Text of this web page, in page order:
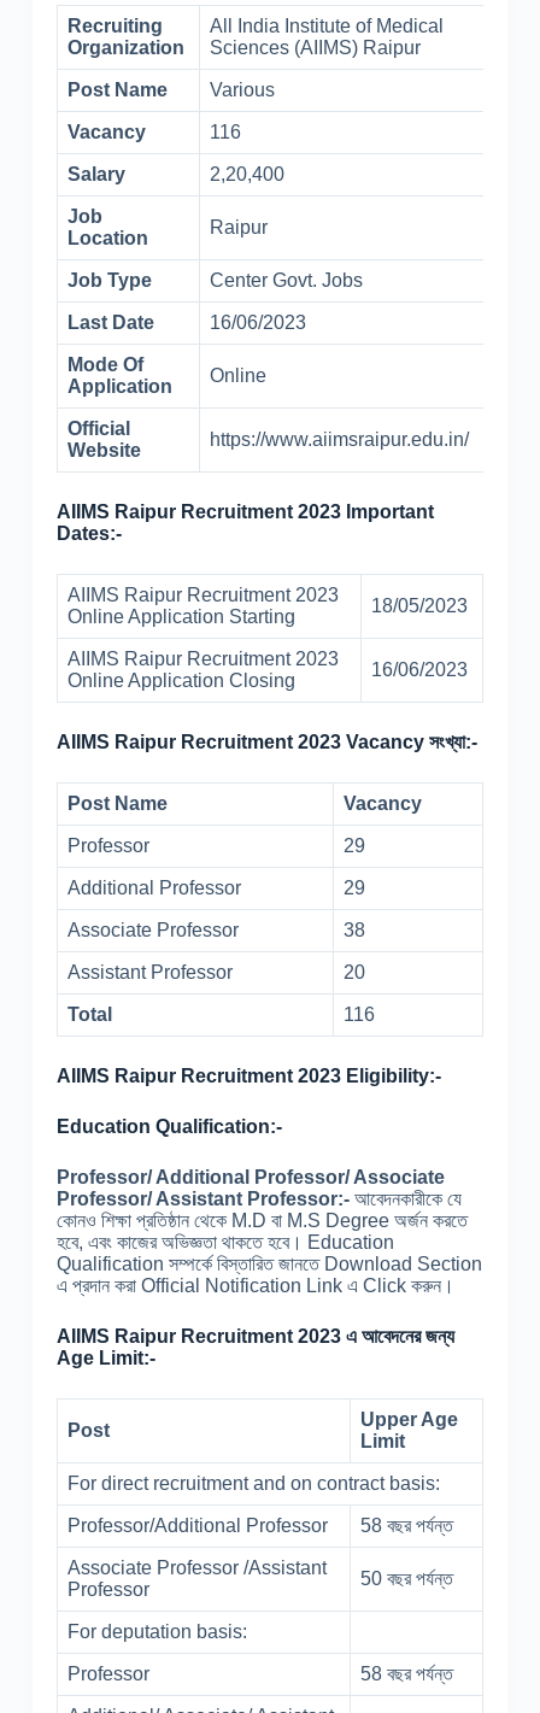
Recruiting
Organization
All India Institute of Medical
Sciences (AIIMS) Raipur
Post Name Various
Vacancy 116
Salary 2,20,400
Job
Location
Raipur
Job Type Center Govt. Jobs
Last Date 16/06/2023
Mode Of
Application
Online
Official
Website
https://www.aiimsraipur.edu.in/
AIIMS Raipur Recruitment 2023 Important
Dates:-
AIIMS Raipur Recruitment 2023
Online Application Starting
18/05/2023
AIIMS Raipur Recruitment 2023
Online Application Closing
16/06/2023
AIIMS Raipur Recruitment 2023 Vacancy সংখ্যা:-
Post Name Vacancy
Professor 29
Additional Professor 29
Associate Professor 38
Assistant Professor 20
Total 116
AIIMS Raipur Recruitment 2023 Eligibility:-
Education Qualification:-
Professor/ Additional Professor/ Associate
Professor/ Assistant Professor:- আবেদনকারীকে যে
কোনও শিক্ষা প্রতিষ্ঠান থেকে M.D বা M.S Degree অর্জন করতে
হবে, এবং কাজের অভিজ্ঞতা থাকতে হবে। Education
Qualification সম্পর্কে বিস্তারিত জানতে Download Section
এ প্রদান করা Official Notification Link এ Click করুন।
AIIMS Raipur Recruitment 2023 এ আবেদনের জন্য
Age Limit:-
Post
Upper Age
Limit
For direct recruitment and on contract basis:
Professor/Additional Professor 58 বছর পর্যন্ত
Associate Professor /Assistant
Professor
50 বছর পর্যন্ত
For deputation basis:
Professor 58 বছর পর্যন্ত